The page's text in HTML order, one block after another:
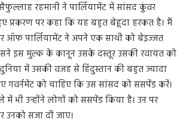
रहमानी ने पार्लियामेंट में सांसद कुंवर
प्रकरण पर कहा कि यह बहुत बेहूदा हरकत है। मैं
ऑफ पार्लियामेंट ने अपने एक साथी को बेइज्जत
इस मुल्क के कानून उसके दस्तूर उसकी रवायत को
में उसकी वजह से हिंदुस्तान की बहुत ज्यादा
गवर्नमेंट को चाहिए कि उस सांसद को ससपेंड करें।
भी उन्होंने लोगों को ससपेंड किया है। उन पर
सजा दी जाए।